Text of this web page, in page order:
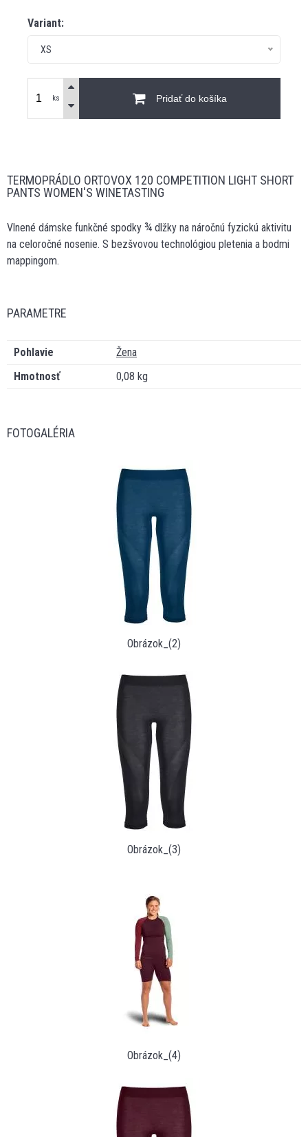
Variant:
XS
ks Pridať do košíka
TERMOPRÁDLO ORTOVOX 120 COMPETITION LIGHT SHORT
PANTS WOMEN'S WINETASTING
Vlnené dámske funkčné spodky ¾ dlžky na náročnú fyzickú aktivitu
na celoročné nosenie. S bezšvovou technológiou pletenia a bodmi
mappingom.
PARAMETRE
Pohlavie
Žena
Hmotnosť
0,08 kg
FOTOGALÉRIA
Obrázok_(2)
Obrázok_(3)
Obrázok_(4)